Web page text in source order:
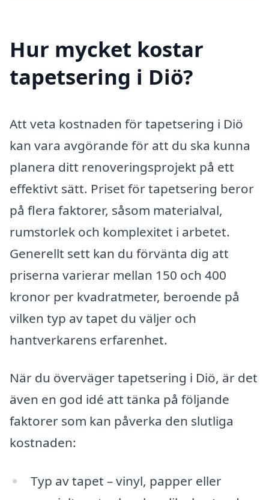
Hur mycket kostar
tapetsering i Diö?
Att veta kostnaden för tapetsering i Diö
kan vara avgörande för att du ska kunna
planera ditt renoveringsprojekt på ett
effektivt sätt. Priset för tapetsering beror
på flera faktorer, såsom materialval,
rumstorlek och komplexitet i arbetet.
Generellt sett kan du förvänta dig att
priserna varierar mellan 150 och 400
kronor per kvadratmeter, beroende på
vilken typ av tapet du väljer och
hantverkarens erfarenhet.
När du överväger tapetsering i Diö, är det
även en god idé att tänka på följande
faktorer som kan påverka den slutliga
kostnaden:
Typ av tapet – vinyl, papper eller